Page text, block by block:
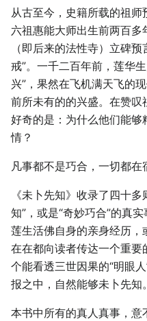
从古至今，史籍所载的祖
六祖惠能大师出生前两百
（即后来的法性寺）立碑
戒”。一千二百年前，莲华
兴”，果然在飞机满天飞的
前所未有的的兴盛。在赞
好奇的是：为什么他们能
情？
凡事都不是巧合，一切都
《未卜先知》收录了四十
知”，或是“奇妙巧合”的真
莲生活佛自身的亲身经历，
在在都向读者传达一个重
个能看透三世因果的“明眼
报之中，自然能够未卜先知。
本书中所有的真人真事，